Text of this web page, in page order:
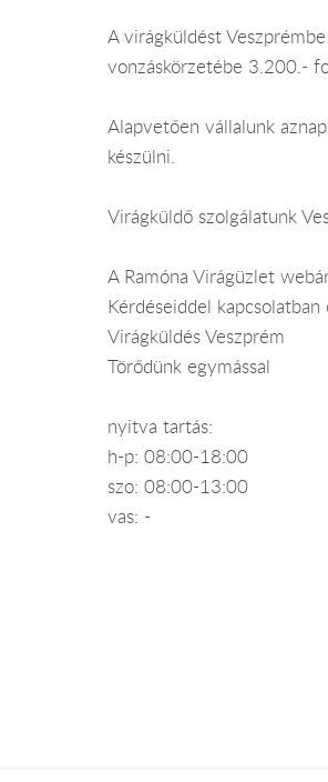
A virágküldést
vonzáskörzetébe 3.200.-
Alapvetően vállalunk
készülni.
Virágküldő szolgálatunk
A Ramóna Virágüzlet
Kérdéseiddel
Virágküldés Veszprém
Törődünk egymással
nyitva tartás:
h-p: 08:00-18:00
szo: 08:00-13:00
vas: -